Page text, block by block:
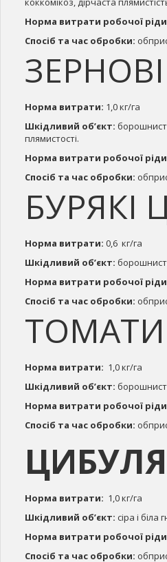
Норма витрати робочої
Спосіб та час обробки:
ЗЕРНОВІ
Норма витрати: 1,0 кг/га
Шкідливий об’єкт:
плямистості.
Норма витрати робочої
Спосіб та час обробки:
БУРЯКІ
Норма витрати: 0,6 кг/га
Шкідливий об’єкт:
Норма витрати робочої
Спосіб та час обробки:
ТОМАТИ
Норма витрати: 1,0 кг/га
Шкідливий об’єкт:
Норма витрати робочої
Спосіб та час обробки:
ЦИБУЛЯ
Норма витрати: 1,0 кг/га
Шкідливий об’єкт: сіра і біла
Норма витрати робочої
Спосіб та час обробки: